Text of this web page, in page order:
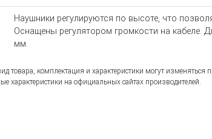
Наушники регулируются по высоте, что
Оснащены регулятором громкости на кабеле.
мм.
товара, комплектация и характеристики могут изменяться
характеристики на официальных сайтах производителей.